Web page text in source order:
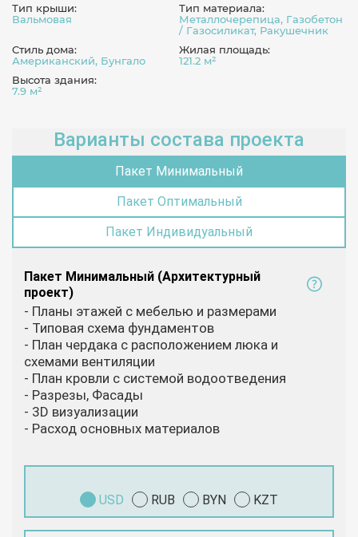
Тип крыши:
Вальмовая
Тип материала:
Металлочерепица, Газобетон
/ Газосиликат, Ракушечник
Стиль дома:
Американский, Бунгало
Жилая площадь:
121.2 м²
Высота здания:
7.9 м²
Варианты состава проекта
Пакет Минимальный
Пакет Оптимальный
Пакет Индивидуальный
Пакет Минимальный (Архитектурный
проект)
- Планы этажей с мебелью и размерами
- Типовая схема фундаментов
- План чердака с расположением люка и
схемами вентиляции
- План кровли с системой водоотведения
- Разрезы, Фасады
- 3D визуализации
- Расход основных материалов
USD RUB BYN KZT